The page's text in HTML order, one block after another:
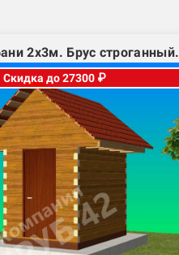
2х3м. Брус строганный.
Скидка до 27300 ₽